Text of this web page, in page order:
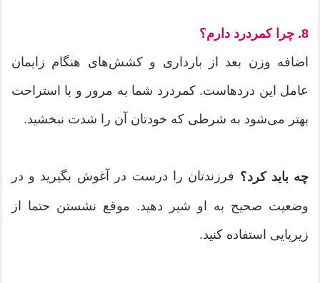
8. چرا كمردرد دارم؟
اضافه وزن بعد از بارداری و كشش‌های هنگام زایمان
عامل این دردهاست. كمردرد شما به مرور و با استراحت
بهتر می‌شود به شرطی كه خودتان آن را شدت نبخشید.
چه باید کرد؟ فرزندتان را درست در آغوش بگیرید و در
وضعیت صحیح به او شیر دهید. موقع نشستن حتما از
زیرپایی استفاده كنید.